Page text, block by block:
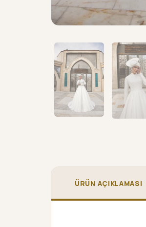
ÜRÜN AÇIKLAMASI